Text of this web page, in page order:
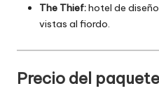
The Thief:hotel de
vistas al fiordo.
Precio del